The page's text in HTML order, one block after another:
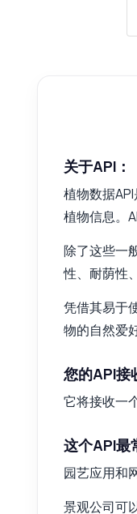
关于API：
植物数据
植物信息。
除了这些一
性、耐荫性
凭借其易于
物的自然爱
您的API接
它将接收一
这个API最
园艺应用和
景观公司可